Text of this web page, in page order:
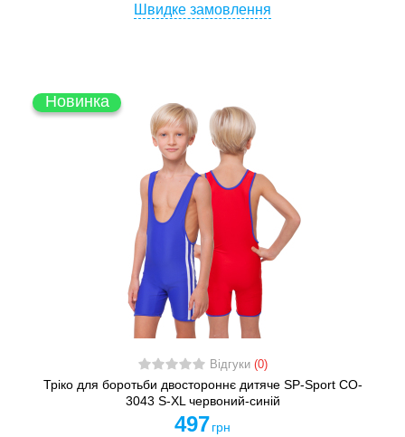
Швидке замовлення
Новинка
Відгуки (0)
Тріко для боротьби двостороннє дитяче SP-Sport CO-
3043 S-XL червоний-синій
497 грн